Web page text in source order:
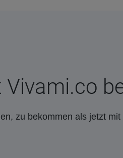
zu bekommen als jetzt